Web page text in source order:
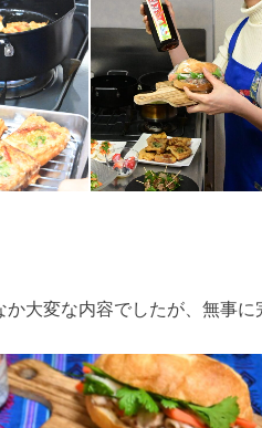
大変な内容でしたが、無事に